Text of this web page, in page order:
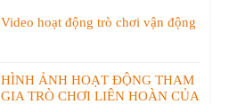
Video hoạt động trò chơi vận động
HÌNH ẢNH HOẠT ĐỘNG THAM
GIA TRÒ CHƠI LIÊN HOÀN CỦA